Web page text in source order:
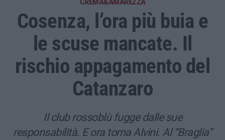
Cosenza, l’ora più buia e
le scuse mancate. Il
rischio appagamento del
Catanzaro
Il club rossoblù fugge dalle sue
responsabilità. E ora torna Alvini. Al “Braglia”